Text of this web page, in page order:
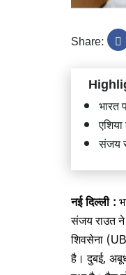
Share:
भारत
संजय
नई दिल्ली :
संजय राउत ने
शिवसेना
है। दुबई,